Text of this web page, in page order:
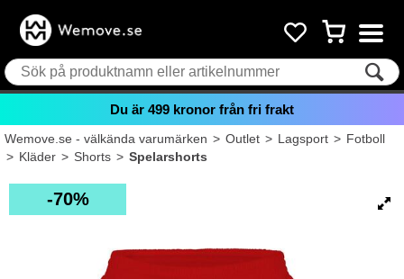
Du är 499 kronor från fri frakt
Wemove.se - välkända varumärken>Outlet>Lagsport>Fotboll
>Kläder>Shorts>Spelarshorts
70%